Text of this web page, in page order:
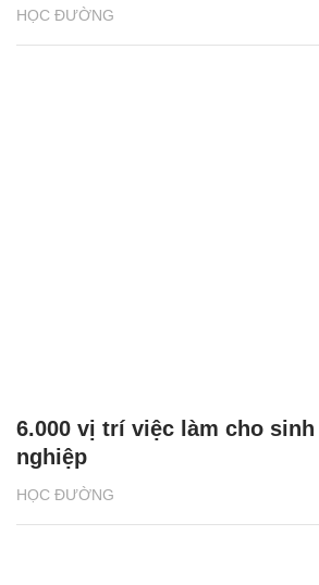
HỌC ĐƯỜNG
HỌC ĐƯỜNG
6.000 vị trí việc làm cho
nghiệp